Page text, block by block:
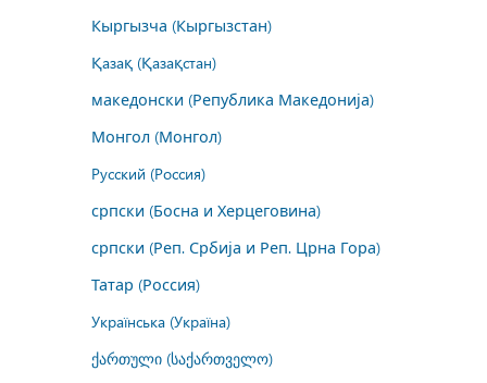
Кыргызча (Кыргызстан)
Қазақ (Қазақстан)
македонски (Република Македонија)
Монгол (Монгол)
Русский (Россия)
српски (Босна и Херцеговина)
српски (Реп. Србија и Реп. Црна Гора)
Татар (Россия)
Українська (Україна)
ქართული (საქართველო)